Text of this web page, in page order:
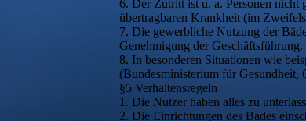
6. Der Zutritt ist u. a. Personen nicht
übertragbaren Krankheit (im
7. Die gewerbliche Nutzung der
Genehmigung der Geschäftsführung.
8. In besonderen Situationen wie
(Bundesministerium für Gesundheit,
§5 Verhaltensregeln
1. Die Nutzer haben alles zu
2. Die Einrichtungen des Bades